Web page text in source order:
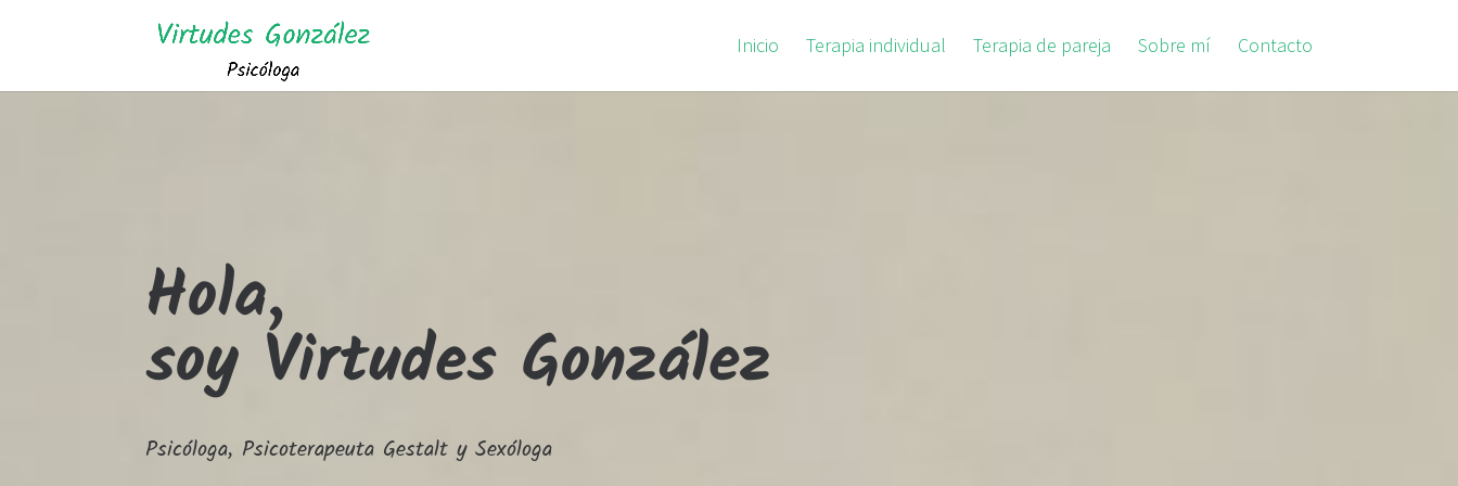
Inicio Terapia individual Terapia de pareja Sobre mí Contacto
Hola,
soy Virtudes González
Psicóloga, Psicoterapeuta Gestalt y Sexóloga